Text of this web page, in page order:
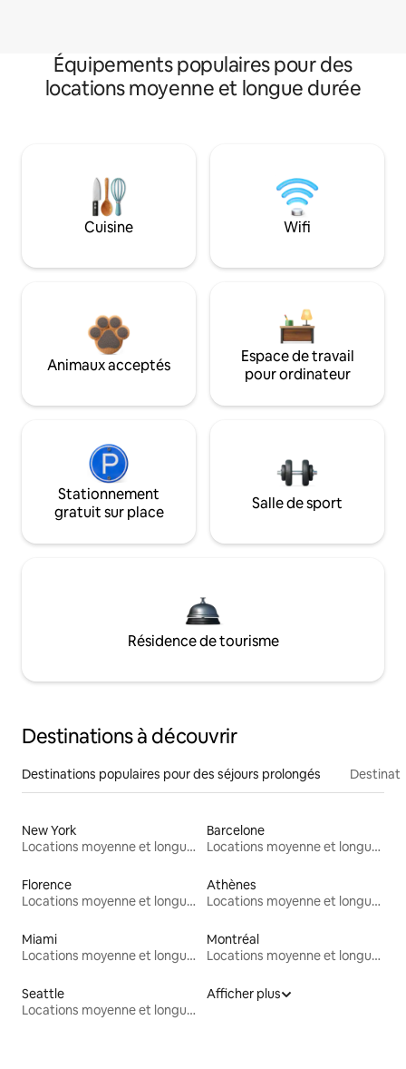
Équipements populaires pour des
locations moyenne et longue durée
Cuisine Wifi
Animaux acceptés
Espace de travail
pour ordinateur
Stationnement
gratuit sur place
Salle de sport
Résidence de tourisme
Destinations à découvrir
Destinations populaires pour des séjours prolongés
New York
Locations moyenne et longue durée
Barcelone
Locations moyenne et longue durée
Florence
Locations moyenne et longue durée
Athènes
Locations moyenne et longue durée
Miami
Locations moyenne et longue durée
Montréal
Locations moyenne et longue durée
Seattle
Locations moyenne et longue durée
Afficher plus